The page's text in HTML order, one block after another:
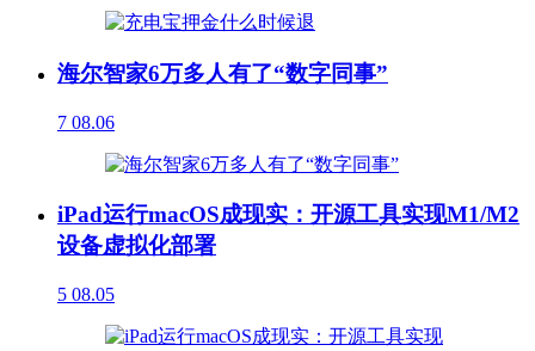
海尔智家6万多人有了“数字同事”
7 08.06
iPad运行macOS成现实：开源工具实现M1/M2
设备虚拟化部署
5 08.05